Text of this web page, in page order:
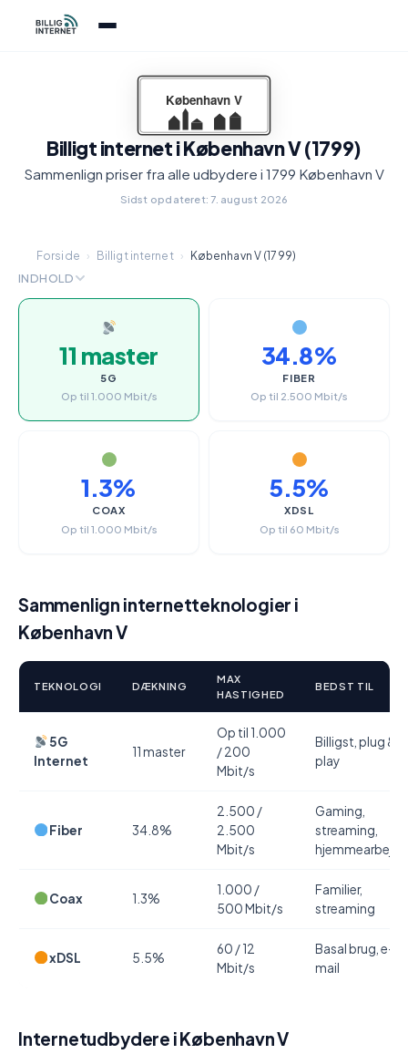
Billigt internet i København V (1799)
Sammenlign priser fra alle udbydere i 1799 København V
Sidst opdateret: 7. august 2026
Forside › Billigt internet › København V (1799)
INDHOLD
11 master
5G
Op til 1.000 Mbit/s
34.8%
FIBER
Op til 2.500 Mbit/s
1.3%
COAX
Op til 1.000 Mbit/s
5.5%
XDSL
Op til 60 Mbit/s
Sammenlign internetteknologier i
København V
TEKNOLOGI DÆKNING
MAX
HASTIGHED
BEDST TIL
5G
Internet
11 master
Op til 1.000
/ 200
Mbit/s
Billigst, plug &
play
Fiber 34.8%
2.500 /
2.500
Mbit/s
Gaming,
streaming,
hjemmearbejde
Coax 1.3%
1.000 /
500 Mbit/s
Familier,
streaming
xDSL 5.5%
60 / 12
Mbit/s
Basal brug, e-
mail
Internetudbydere i København V